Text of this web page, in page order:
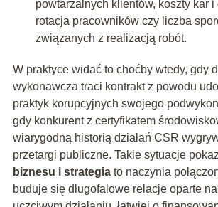
powtarzalnych klientów, koszty kar
rotacja pracowników czy liczba
związanych z realizacją robót.
W praktyce widać to choćby wtedy, gdy
wykonawcza traci kontrakt z powodu
praktyk korupcyjnych swojego
gdy konkurent z certyfikatem
wiarygodną historią działań CSR
przetargi publiczne. Takie sytuacje
biznesu i strategiato naczynia
buduje się długofalowe relacje oparte